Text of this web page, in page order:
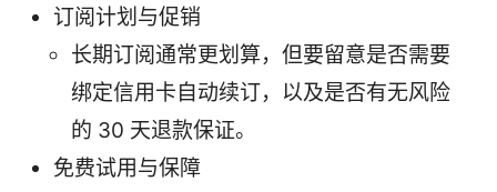
订阅计划与促销
长期订阅通常更划算，但要留意是否需要
绑定信用卡自动续订，以及是否有无风险
的 30 天退款保证。
免费试用与保障